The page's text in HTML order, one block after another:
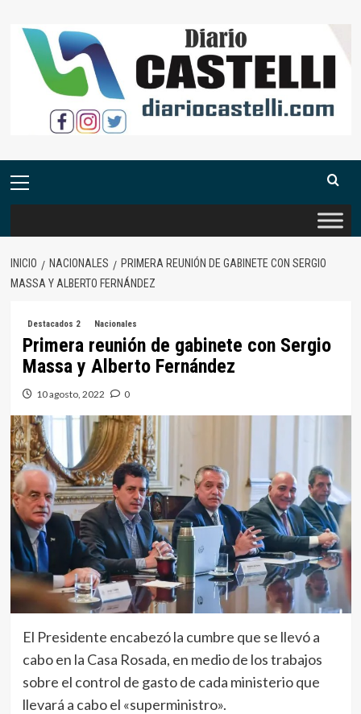
contenido
Menú
INICIO NACIONALES
PRIMERA REUNIÓN DE GABINETE CON SERGIO
MASSA Y ALBERTO FERNÁNDEZ
Destacados 2 Nacionales
Primera reunión de gabinete con Sergio
Massa y Alberto Fernández
10 agosto, 2022 0
El Presidente encabezó la cumbre que se llevó a
cabo en la Casa Rosada, en medio de los trabajos
sobre el control de gasto de cada ministerio que
llevará a cabo el «superministro».